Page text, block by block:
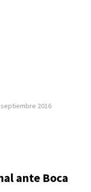
septiembre 2016
ante Boca